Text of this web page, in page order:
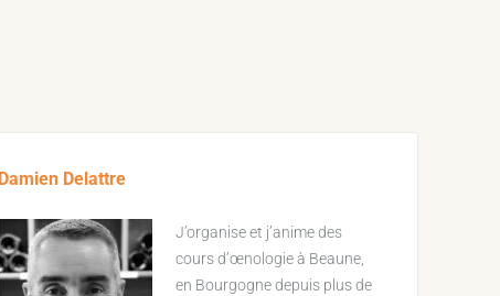
Damien Delattre
J’organise et j’anime des
cours d’œnologie à Beaune,
en Bourgogne depuis plus de